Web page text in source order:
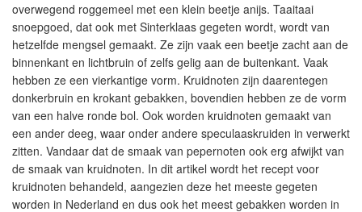
overwegend roggemeel met een klein beetje anijs. Taaitaai
snoepgoed, dat ook met Sinterklaas gegeten wordt, wordt van
hetzelfde mengsel gemaakt. Ze zijn vaak een beetje zacht aan de
binnenkant en lichtbruin of zelfs gelig aan de buitenkant. Vaak
hebben ze een vierkantige vorm. Kruidnoten zijn daarentegen
donkerbruin en krokant gebakken, bovendien hebben ze de vorm
van een halve ronde bol. Ook worden kruidnoten gemaakt van
een ander deeg, waar onder andere speculaaskruiden in verwerkt
zitten. Vandaar dat de smaak van pepernoten ook erg afwijkt van
de smaak van kruidnoten. In dit artikel wordt het recept voor
kruidnoten behandeld, aangezien deze het meeste gegeten
worden in Nederland en dus ook het meest gebakken worden in